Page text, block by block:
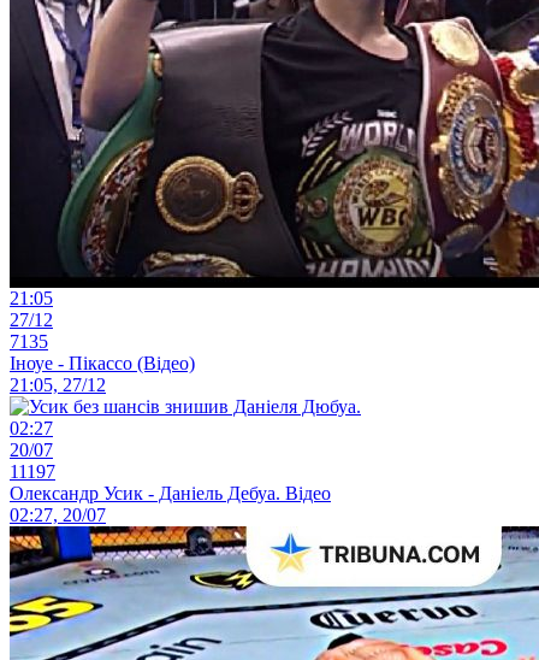
21:05
27/12
7135
Іноуе - Пікассо (Відео)
21:05, 27/12
02:27
20/07
11197
Олександр Усик - Даніель Дебуа. Відео
02:27, 20/07